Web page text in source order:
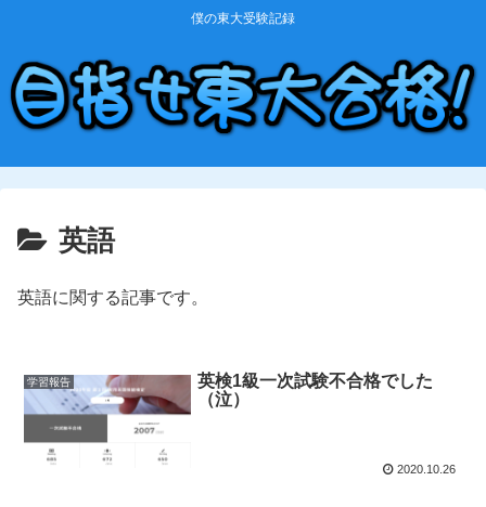
僕の東大受験記録
英語
英語に関する記事です。
学習報告
英検1級一次試験不合格でした
（泣）
2020.10.26